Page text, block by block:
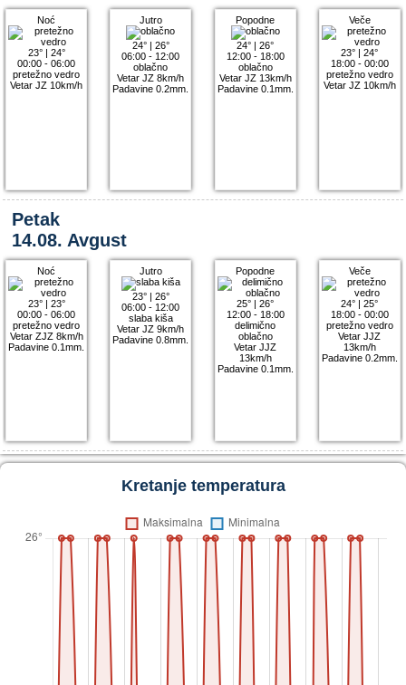
Noć
23°| 24°
00:00 - 06:00
pretežno vedro
Vetar JZ 10km/h
Jutro
24°| 26°
06:00 - 12:00
oblačno
Vetar JZ 8km/h
Padavine 0.2mm.
Popodne
24° |26°
12:00 - 18:00
oblačno
Vetar JZ 13km/h
Padavine 0.1mm.
Veče
23° |24°
18:00 - 00:00
pretežno vedro
Vetar JZ 10km/h
Petak
14.08. Avgust
Noć
23°| 23°
00:00 - 06:00
pretežno vedro
Vetar ZJZ 8km/h
Padavine 0.1mm.
Jutro
23°| 26°
06:00 - 12:00
slaba kiša
Vetar JZ 9km/h
Padavine 0.8mm.
Popodne
25° |26°
12:00 - 18:00
delimično
oblačno
Vetar JJZ
13km/h
Padavine 0.1mm.
Veče
24° |25°
18:00 - 00:00
pretežno vedro
Vetar JJZ
13km/h
Padavine 0.2mm.
Kretanje temperatura